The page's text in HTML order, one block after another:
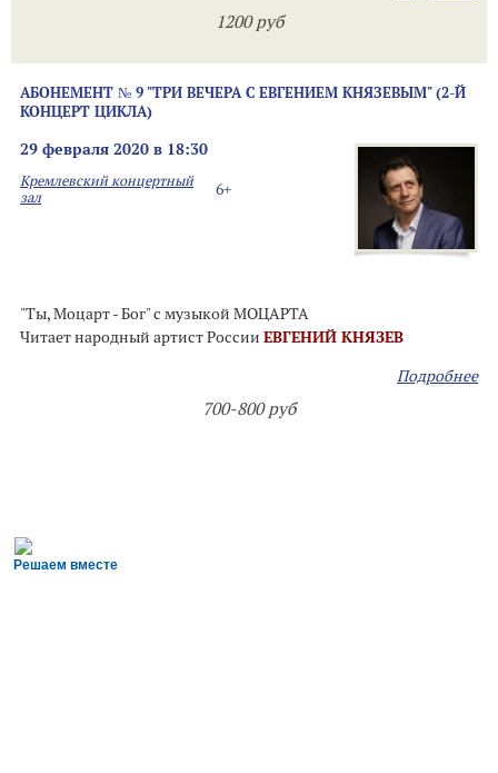
1200 руб
АБОНЕМЕНТ № 9 "ТРИ ВЕЧЕРА С ЕВГЕНИЕМ КНЯЗЕВЫМ" (2-Й
КОНЦЕРТ ЦИКЛА)
29 февраля 2020 в 18:30
6+
Кремлевский концертный
зал
"Ты, Моцарт - Бог" с музыкой МОЦАРТА
Читает народный артист России ЕВГЕНИЙ КНЯЗЕВ
Подробнее
700-800 руб
Решаем вместе